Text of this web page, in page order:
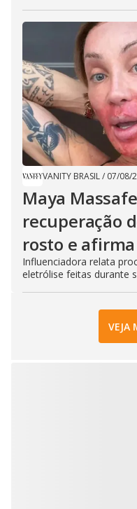
VANITY BRASIL/ 07/08/
Maya
recuperação
rosto e
Influenciadora relata
eletrólise feitas durante
VEJA